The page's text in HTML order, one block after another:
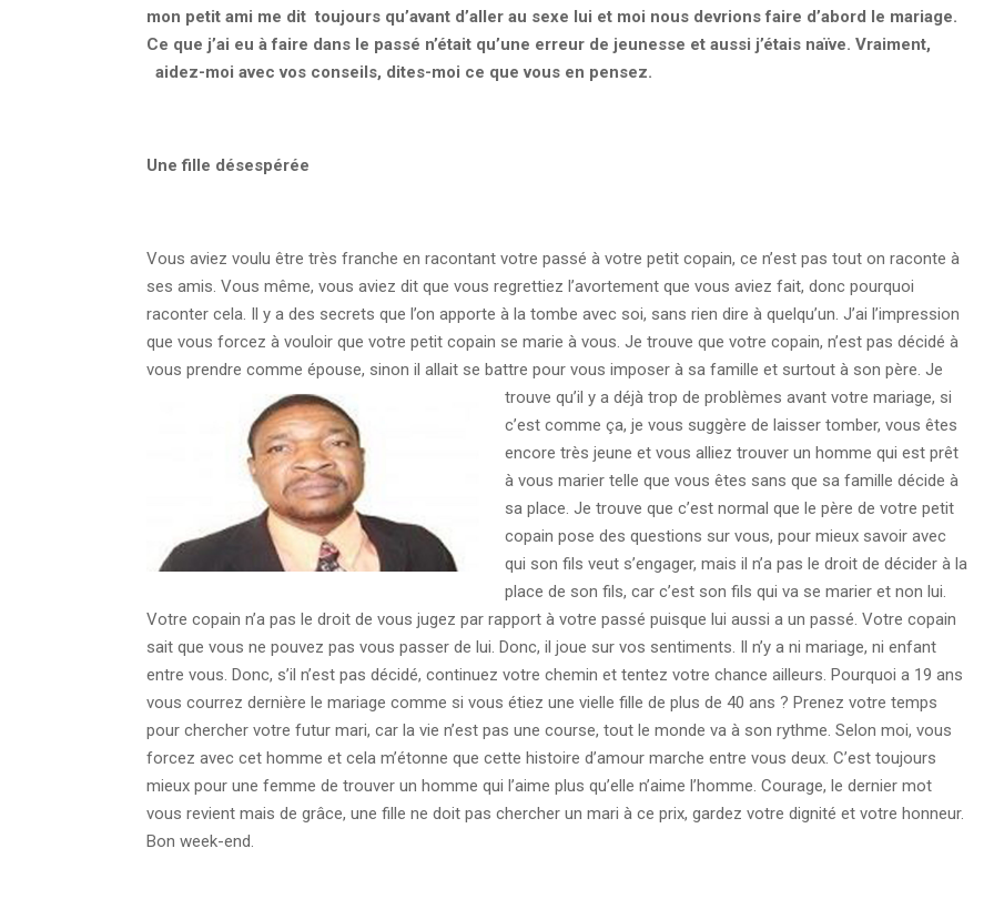
mon petit ami me dit toujours qu’avant d’aller au sexe lui et moi nous devrions faire d’abord le mariage.
Ce que j’ai eu à faire dans le passé n’était qu’une erreur de jeunesse et aussi j’étais naïve. Vraiment,
aidez-moi avec vos conseils, dites-moi ce que vous en pensez.
Une fille désespérée
Vous aviez voulu être très franche en racontant votre passé à votre petit copain, ce n’est pas tout on raconte à
ses amis. Vous même, vous aviez dit que vous regrettiez l’avortement que vous aviez fait, donc pourquoi
raconter cela. Il y a des secrets que l’on apporte à la tombe avec soi, sans rien dire à quelqu’un. J’ai l’impression
que vous forcez à vouloir que votre petit copain se marie à vous. Je trouve que votre copain, n’est pas décidé à
vous prendre comme épouse, sinon il allait se battre pour vous imposer à sa famille et surtout à son père. Je
trouve qu’il y a déjà trop de problèmes avant votre mariage, si
c’est comme ça, je vous suggère de laisser tomber, vous êtes
encore très jeune et vous alliez trouver un homme qui est prêt
à vous marier telle que vous êtes sans que sa famille décide à
sa place. Je trouve que c’est normal que le père de votre petit
copain pose des questions sur vous, pour mieux savoir avec
qui son fils veut s’engager, mais il n’a pas le droit de décider à la
place de son fils, car c’est son fils qui va se marier et non lui.
Votre copain n’a pas le droit de vous jugez par rapport à votre passé puisque lui aussi a un passé. Votre copain
sait que vous ne pouvez pas vous passer de lui. Donc, il joue sur vos sentiments. Il n’y a ni mariage, ni enfant
entre vous. Donc, s’il n’est pas décidé, continuez votre chemin et tentez votre chance ailleurs. Pourquoi a 19 ans
vous courrez dernière le mariage comme si vous étiez une vielle fille de plus de 40 ans ? Prenez votre temps
pour chercher votre futur mari, car la vie n’est pas une course, tout le monde va à son rythme. Selon moi, vous
forcez avec cet homme et cela m’étonne que cette histoire d’amour marche entre vous deux. C’est toujours
mieux pour une femme de trouver un homme qui l’aime plus qu’elle n’aime l’homme. Courage, le dernier mot
vous revient mais de grâce, une fille ne doit pas chercher un mari à ce prix, gardez votre dignité et votre honneur.
Bon week-end.